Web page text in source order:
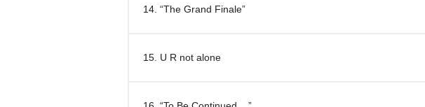
14. “The Grand Finale”
15. U R not alone